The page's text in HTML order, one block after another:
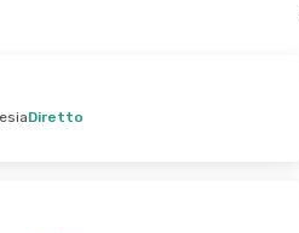
Diretto